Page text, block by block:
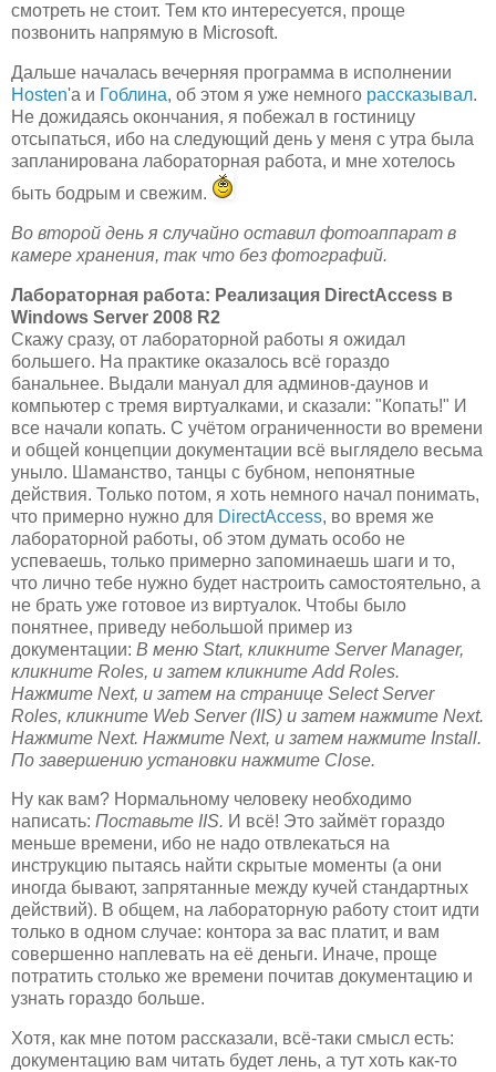
смотреть не стоит. Тем кто интересуется, проще
позвонить напрямую в Microsoft.
Дальше началась вечерняя программа в исполнении
Hosten'а и Гоблина, об этом я уже немного рассказывал.
Не дожидаясь окончания, я побежал в гостиницу
отсыпаться, ибо на следующий день у меня с утра была
запланирована лабораторная работа, и мне хотелось
быть бодрым и свежим.
Во второй день я случайно оставил фотоаппарат в
камере хранения, так что без фотографий.
Лабораторная работа: Реализация DirectAccess в
Windows Server 2008 R2
Скажу сразу, от лабораторной работы я ожидал
большего. На практике оказалось всё гораздо
банальнее. Выдали мануал для админов-даунов и
компьютер с тремя виртуалками, и сказали: "Копать!" И
все начали копать. С учётом ограниченности во времени
и общей концепции документации всё выглядело весьма
уныло. Шаманство, танцы с бубном, непонятные
действия. Только потом, я хоть немного начал понимать,
что примерно нужно для DirectAccess, во время же
лабораторной работы, об этом думать особо не
успеваешь, только примерно запоминаешь шаги и то,
что лично тебе нужно будет настроить самостоятельно, а
не брать уже готовое из виртуалок. Чтобы было
понятнее, приведу небольшой пример из
документации: В меню Start, кликните Server Manager,
кликните Roles, и затем кликните Add Roles.
Нажмите Next, и затем на странице Select Server
Roles, кликните Web Server (IIS) и затем нажмите Next.
Нажмите Next. Нажмите Next, и затем нажмите Install.
По завершению установки нажмите Close.
Ну как вам? Нормальному человеку необходимо
написать: Поставьте IIS. И всё! Это займёт гораздо
меньше времени, ибо не надо отвлекаться на
инструкцию пытаясь найти скрытые моменты (а они
иногда бывают, запрятанные между кучей стандартных
действий). В общем, на лабораторную работу стоит идти
только в одном случае: контора за вас платит, и вам
совершенно наплевать на её деньги. Иначе, проще
потратить столько же времени почитав документацию и
узнать гораздо больше.
Хотя, как мне потом рассказали, всё-таки смысл есть:
документацию вам читать будет лень, а тут хоть как-то